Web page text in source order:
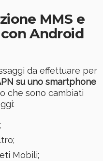
MMS e
Android
da effettuare per
su uno smartphone
che sono cambiati
Mobili;